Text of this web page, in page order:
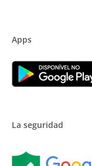
Apps
La seguridad